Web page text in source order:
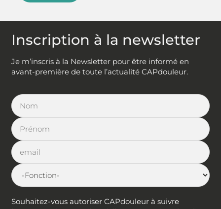
Inscription à la newsletter
Je m’inscris à la Newsletter pour être informé en
avant-première de toute l’actualité CAPdouleur.
Souhaitez-vous autoriser CAPdouleur à suivre